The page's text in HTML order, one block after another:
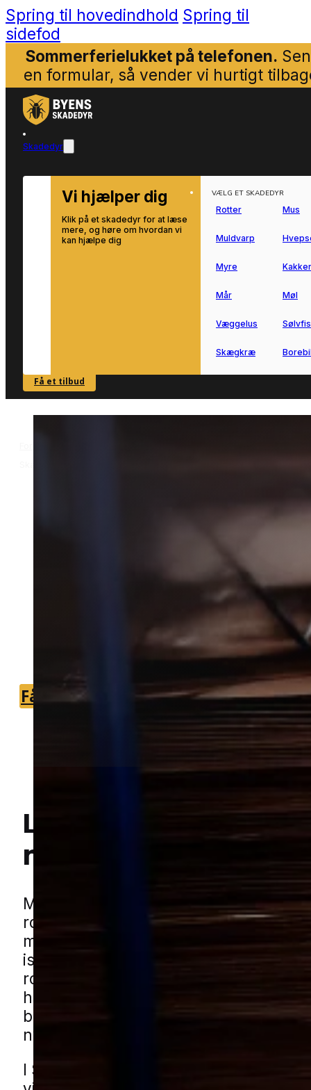
Spring til hovedindhold Spring til
sidefod
Sommerferielukket på telefonen.
en formular, så vender vi hurtigt
Skadedyr
Vi hjælper dig
Klik på et skadedyr for at læse
mere, og høre om hvordan vi
kan hjælpe dig
SE OVERSIGT
VÆLG ET SKADEDYR
Rotter Mus
Muldvarp
Myre
Mår Møl
Væggelus
Skægkræ
Få et tilbud
Musebekæmpelse i Skælskør hjælper
dig videre, når mus har fundet vej til
Vi forbinder dig med lokale partnere,
du hurtigt kan få en relevant
Få et tilbud +45 51 90 85 46
Lokal bekæmpelse
mus
Mus kan hurtigt blive et problem, når
ro omkring boliger, småbygninger og
med let adgang til foder og skjul. De
især, hvor der er mange kroge,
rolige områder, og derfor oplever
husejere, at problemet kan opstå i
boligkvarterer og blandede
nye og ældre huse.
I Skælskør ses udfordringen ofte i
Hej! Hvordan kan jeg hjælpe dig? Har du nogen spørgsmål?